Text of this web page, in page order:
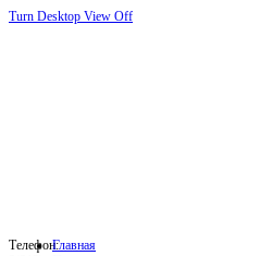
Turn Desktop View Off
Телефон:Главная